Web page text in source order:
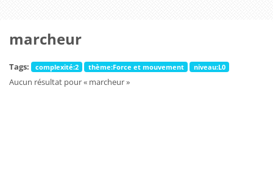
marcheur
Tags: complexité:2 thème:Force et mouvement niveau:L0
Aucun résultat pour « marcheur »